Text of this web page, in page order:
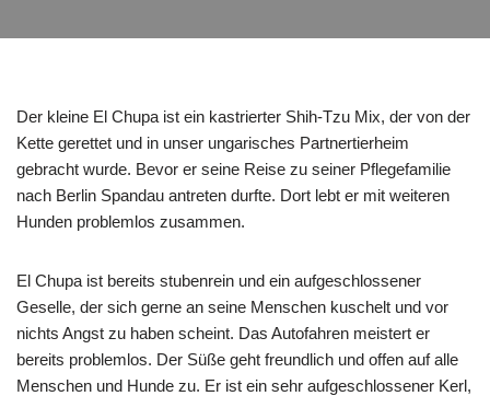
Der kleine El Chupa ist ein kastrierter Shih-Tzu Mix, der von der
Kette gerettet und in unser ungarisches Partnertierheim
gebracht wurde. Bevor er seine Reise zu seiner Pflegefamilie
nach Berlin Spandau antreten durfte. Dort lebt er mit weiteren
Hunden problemlos zusammen.
El Chupa ist bereits stubenrein und ein aufgeschlossener
Geselle, der sich gerne an seine Menschen kuschelt und vor
nichts Angst zu haben scheint. Das Autofahren meistert er
bereits problemlos. Der Süße geht freundlich und offen auf alle
Menschen und Hunde zu. Er ist ein sehr aufgeschlossener Kerl,